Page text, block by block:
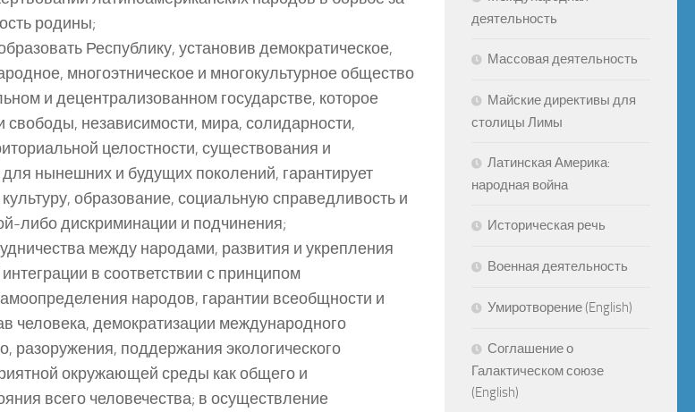
родины;
Республику, установив демократическое,
многоэтническое и многокультурное общество
и децентрализованном государстве, которое
свободы, независимости, мира, солидарности,
целостности, существования и
для нынешних и будущих поколений, гарантирует
образование, социальную справедливость и
либо дискриминации и подчинения;
между народами, развития и укрепления
в соответствии с принципом
народов, гарантии всеобщности и
человека, демократизации международного
разоружения, поддержания экологического
окружающей среды как общего и
всего человечества; в осуществление
деятельность
Массовая деятельность
Майские директивы для
столицы Лимы
Латинская Америка:
народная война
Историческая речь
Военная деятельность
Умиротворение (English)
Соглашение о
Галактическом союзе
(English)